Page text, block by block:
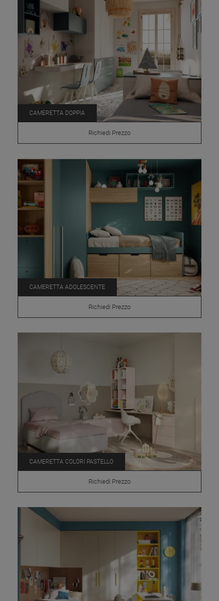
CAMERETTA DOPPIA
Richiedi Prezzo
CAMERETTA ADOLESCENTE
Richiedi Prezzo
CAMERETTA COLORI PASTELLO
Richiedi Prezzo